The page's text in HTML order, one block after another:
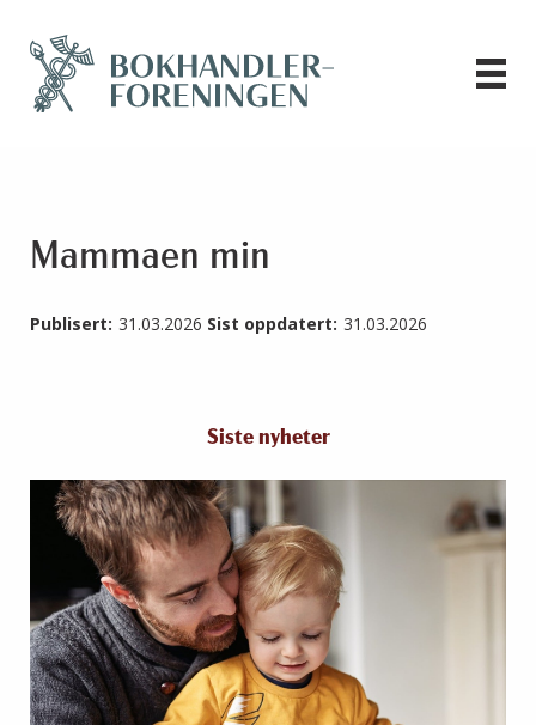
Mammaen min
Publisert: 31.03.2026 Sist oppdatert: 31.03.2026
Siste nyheter